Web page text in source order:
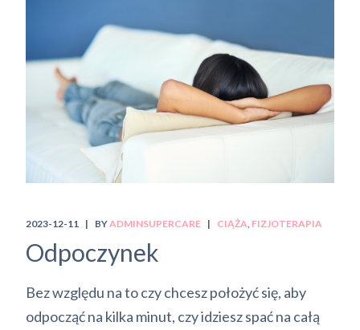
2023-12-11 BYADMINSUPERCARE CIĄŻA FIZJOTERAPIA
Odpoczynek
Bez względu na to czy chcesz położyć się, aby
odpocząć na kilka minut, czy idziesz spać na całą